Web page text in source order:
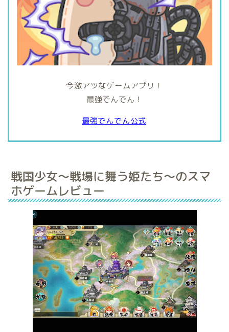
今激アツなゲームアプリ！
最強でんでん！
最強でんでん公式
戦国少女～戦場に舞う姫たち～のスマ
ホゲームレビュー